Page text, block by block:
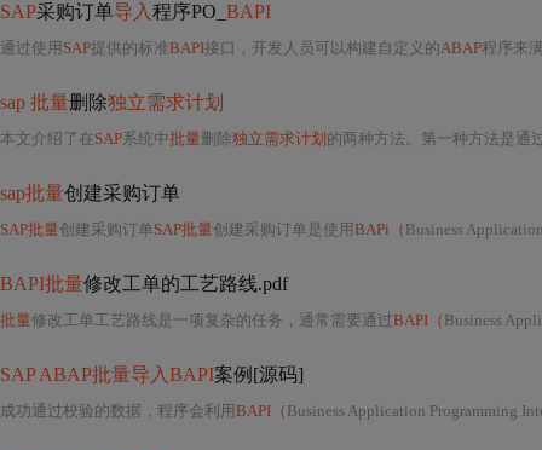
SAP采购订单导入 程序PO_ BAPI
通过使用 SAP提供的标准BAPI接口，开发人员可以构建自定义的ABAP程序来
sap 批量删除独立需求计划
本文介绍了在SAP系统中批量删除独立需求计划 的两种方法。第一种方法是通
sap批量创建采购订单
SAP批量创建采购订单SAP批量创建采购订单是使用BAPi（ Business
BAPI批量修改工单的工艺路线.pdf
批量修改工单工艺路线是一项复杂的任务，通常需要通过BAPI（ Business
SAP ABAP批量导入BAPI案例[源码]
成功通过校验的数据，程序会利用BAPI（ Business Application Programming